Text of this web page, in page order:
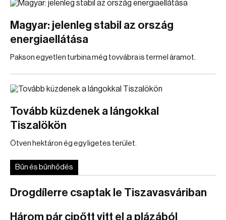
Magyar: jelenleg stabil az ország
energiaellátása
Pakson egyetlen turbina még tovvábra is termel áramot.
Tovább küzdenek a lángokkal
Tiszalökön
Ötven hektáron ég egy ligetes terület.
Bűn és bűnhődés
Drogdílerre csaptak le Tiszavasváriban
Három pár cipőtt vitt el a plázából